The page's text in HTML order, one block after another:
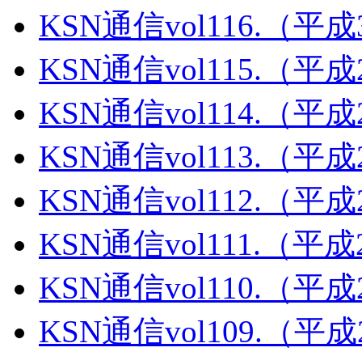
KSN通信vol116.（平
KSN通信vol115.（平
KSN通信vol114.（平
KSN通信vol113.（平
KSN通信vol112.（平
KSN通信vol111.（平
KSN通信vol110.（平
KSN通信vol109.（平